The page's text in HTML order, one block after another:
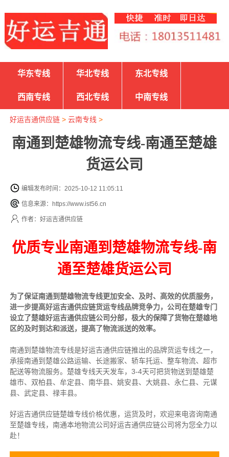
华东专线 华北专线 东北专线
西南专线 西北专线 中南专线
好运吉通供应链> 云南专线 >
南通到楚雄物流专线-南通至楚雄
货运公司
编辑发布时间：2025-10-12 11:05:11
信息来源：https://www.ist56.cn
作者：好运吉通供应链
优质专业南通到楚雄物流专线-南
通至楚雄货运公司
为了保证南通到楚雄物流专线更加安全、及时、高效的优质服务，
进一步提高好运吉通供应链货运专线品牌竞争力，公司在楚雄专门
设立了楚雄好运吉通供应链公司分部，极大的保障了货物在楚雄地
区的及时到达和派送，提高了物流派送的效率。
南通到楚雄物流专线是好运吉通供应链推出的品牌货运专线之一，
承接南通到楚雄公路运输、长途搬家、轿车托运、整车物流、超市
配送等物流服务。 楚雄专线天天发车，3-4天可把货物送到楚雄楚
雄市、双柏县、牟定县、南华县、姚安县、大姚县、永仁县、元谋
县、武定县、禄丰县。
好运吉通供应链楚雄专线价格优惠，运货及时，欢迎来电咨询南通
至楚雄专线，南通本地物流公司好运吉通供应链公司将为您全力以
赴！